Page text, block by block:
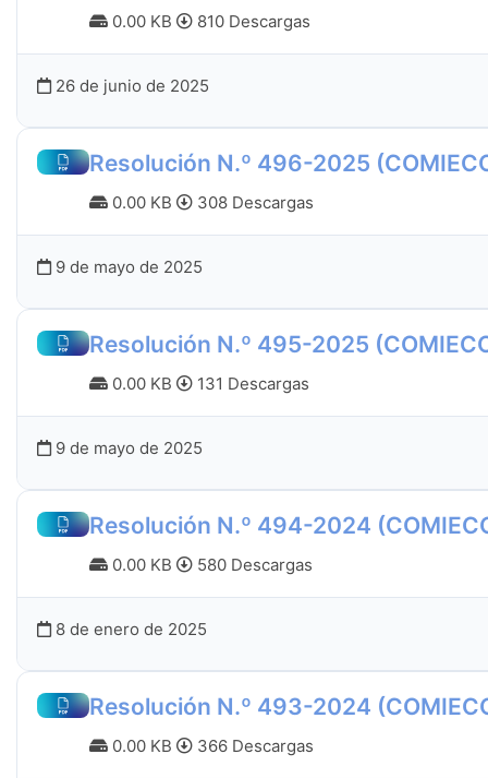
0.00 KB 810 Descargas
26 de junio de 2025
Resolución N.º 496-2025
0.00 KB 308 Descargas
9 de mayo de 2025
Resolución N.º 495-2025
0.00 KB 131 Descargas
9 de mayo de 2025
Resolución N.º 494-2024
0.00 KB 580 Descargas
8 de enero de 2025
Resolución N.º 493-2024
0.00 KB 366 Descargas